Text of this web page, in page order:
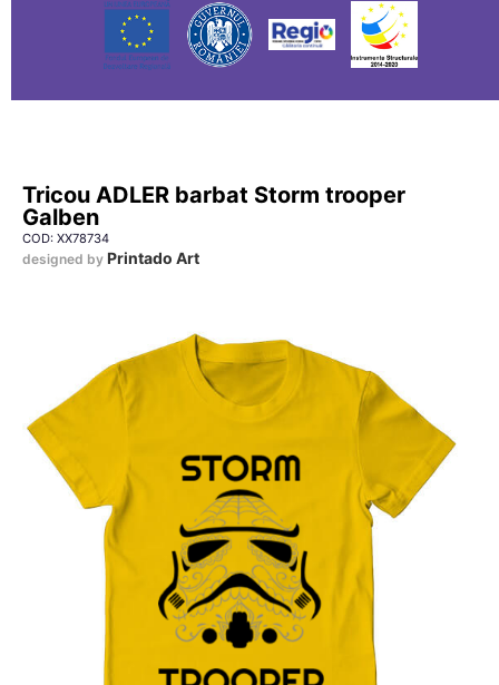
Tricou ADLER barbat Storm trooper
Galben
COD: XX78734
designed by Printado Art